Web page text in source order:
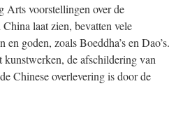
Arts voorstellingen over de
laat zien, bevatten vele
goden, zoals Boeddha’s en Dao’s.
kunstwerken, de afschildering van
Chinese overlevering is door de